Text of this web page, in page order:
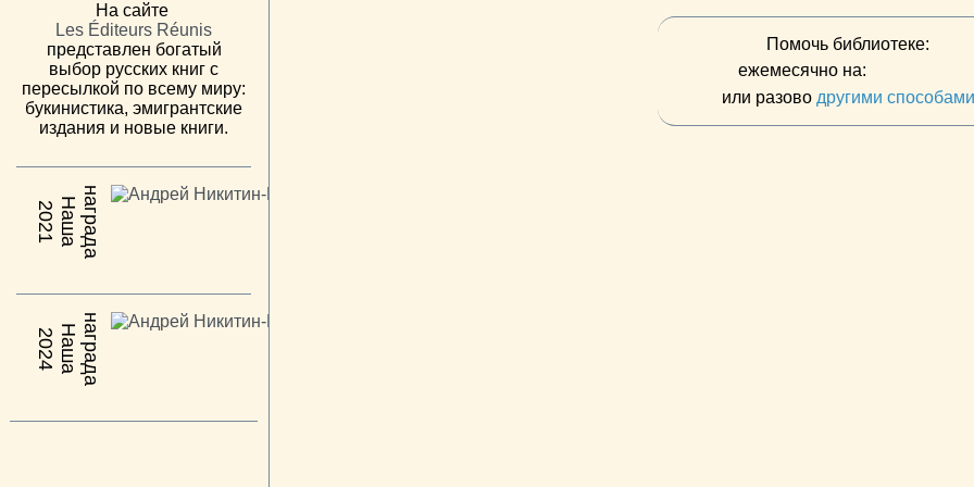
На сайте
Les Éditeurs Réunis
представлен богатый
выбор русских книг с
пересылкой по всему миру:
букинистика, эмигрантские
издания и новые книги.
2021 Н
а
ш
ан
а
г
р
а
да
2024 Н
а
ш
ан
а
г
р
а
да
Помочь библиотеке:
ежемесячно на:
или разово другими способами